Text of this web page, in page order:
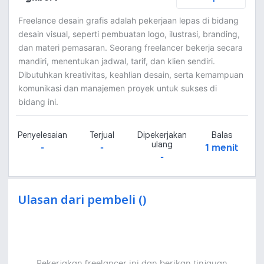
Freelance desain grafis adalah pekerjaan lepas di bidang
desain visual, seperti pembuatan logo, ilustrasi, branding,
dan materi pemasaran. Seorang freelancer bekerja secara
mandiri, menentukan jadwal, tarif, dan klien sendiri.
Dibutuhkan kreativitas, keahlian desain, serta kemampuan
komunikasi dan manajemen proyek untuk sukses di
bidang ini.
Penyelesaian
-
Terjual
-
Dipekerjakan
ulang
-
Balas
1 menit
Ulasan dari pembeli ()